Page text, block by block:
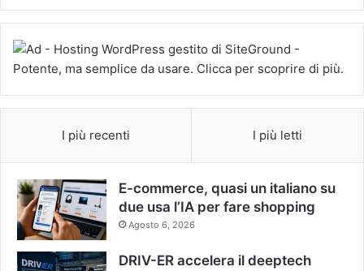
I più recenti I più letti
E-commerce, quasi un italiano su
due usa l’IA per fare shopping
Agosto 6, 2026
DRIV-ER accelera il deeptech